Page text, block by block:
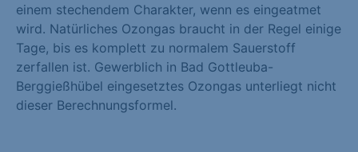
einem stechendem Charakter, wenn es eingeatmet
wird. Natürliches Ozongas braucht in der Regel einige
Tage, bis es komplett zu normalem Sauerstoff
zerfallen ist. Gewerblich in Bad Gottleuba-
Berggießhübel eingesetztes Ozongas unterliegt nicht
dieser Berechnungsformel.